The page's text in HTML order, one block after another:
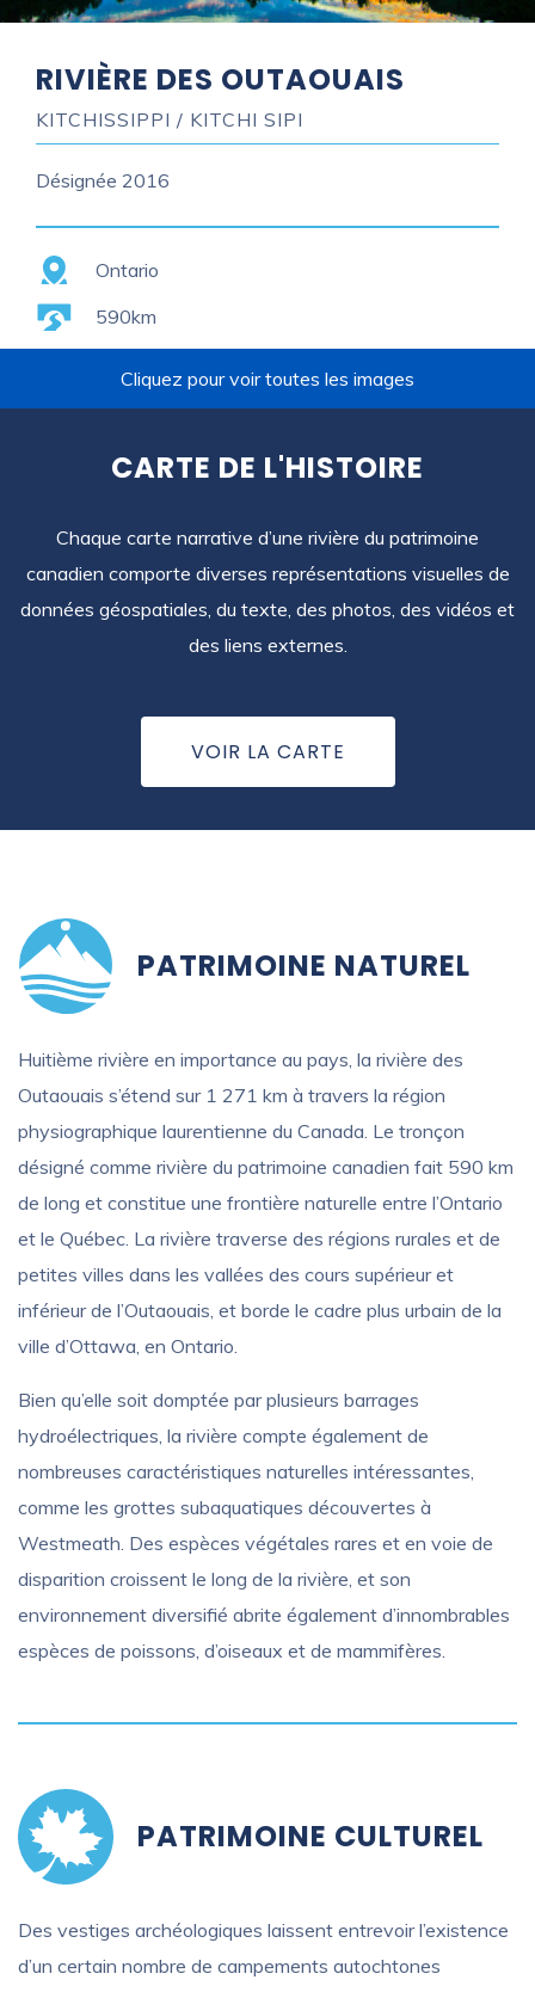
RIVIÈRE DES OUTAOUAIS
KITCHISSIPPI / KITCHI SIPI
Désignée 2016
Province
Ontario
Length
590km
Cliquez pour voir toutes les images
CARTE DE L'HISTOIRE
Chaque carte narrative d’une rivière du patrimoine
canadien comporte diverses représentations visuelles de
données géospatiales, du texte, des photos, des vidéos et
des liens externes.
VOIR LA CARTE
PATRIMOINE NATUREL
Huitième rivière en importance au pays, la rivière des
Outaouais s’étend sur 1 271 km à travers la région
physiographique laurentienne du Canada. Le tronçon
désigné comme rivière du patrimoine canadien fait 590 km
de long et constitue une frontière naturelle entre l’Ontario
et le Québec. La rivière traverse des régions rurales et de
petites villes dans les vallées des cours supérieur et
inférieur de l’Outaouais, et borde le cadre plus urbain de la
ville d’Ottawa, en Ontario.
Bien qu’elle soit domptée par plusieurs barrages
hydroélectriques, la rivière compte également de
nombreuses caractéristiques naturelles intéressantes,
comme les grottes subaquatiques découvertes à
Westmeath. Des espèces végétales rares et en voie de
disparition croissent le long de la rivière, et son
environnement diversifié abrite également d’innombrables
espèces de poissons, d’oiseaux et de mammifères.
PATRIMOINE CULTUREL
Des vestiges archéologiques laissent entrevoir l’existence
d’un certain nombre de campements autochtones